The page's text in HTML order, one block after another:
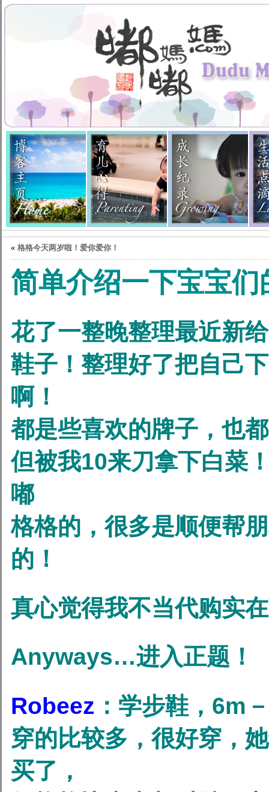
« 格格今天两岁啦！爱你爱你！
简单介绍一下宝宝们
花了一整晚整理最近新
鞋子！整理好了把自己
啊！
都是些喜欢的牌子，也
但被我10来刀拿下白菜
嘟
格格的，很多是顺便帮
的！
真心觉得我不当代购实
Anyways…进入正题！
Robeez ：学步鞋，6m
穿的比较多，很好穿，
买了，